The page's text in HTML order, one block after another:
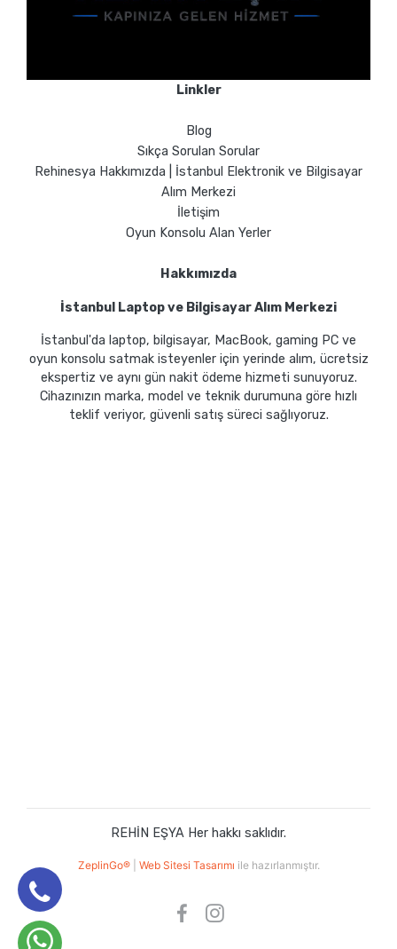
Linkler
Blog
Sıkça Sorulan Sorular
Rehinesya Hakkımızda | İstanbul Elektronik ve Bilgisayar
Alım Merkezi
İletişim
Oyun Konsolu Alan Yerler
Hakkımızda
İstanbul Laptop ve Bilgisayar Alım Merkezi
İstanbul'da laptop, bilgisayar, MacBook, gaming PC ve
oyun konsolu satmak isteyenler için yerinde alım, ücretsiz
ekspertiz ve aynı gün nakit ödeme hizmeti sunuyoruz.
Cihazınızın marka, model ve teknik durumuna göre hızlı
teklif veriyor, güvenli satış süreci sağlıyoruz.
REHİN EŞYA Her hakkı saklıdır.
ZeplinGo® Web Sitesi Tasarımı ile hazırlanmıştır.